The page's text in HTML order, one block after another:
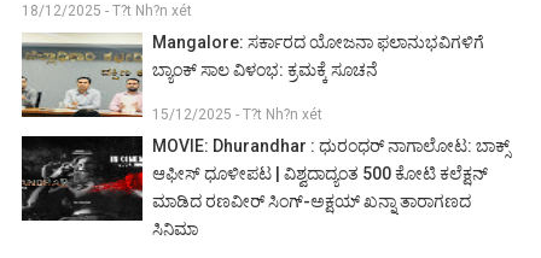
18/12/2025 - T?t Nh?n xét
Mangalore: ಸರ್ಕಾರದ ಯೋಜನಾ ಫಲಾನುಭವಿಗಳಿಗೆ
ಬ್ಯಾಂಕ್ ಸಾಲ ವಿಳಂಭ: ಕ್ರಮಕ್ಕೆ ಸೂಚನೆ
15/12/2025 - T?t Nh?n xét
MOVIE: Dhurandhar : ಧುರಂಧರ್ ನಾಗಾಲೋಟ: ಬಾಕ್ಸ್
ಆಫೀಸ್ ಧೂಳೀಪಟ | ವಿಶ್ವದಾದ್ಯಂತ 500 ಕೋಟಿ ಕಲೆಕ್ಷನ್
ಮಾಡಿದ ರಣವೀರ್ ಸಿಂಗ್-ಅಕ್ಷಯ್ ಖನ್ನಾ ತಾರಾಗಣದ
ಸಿನಿಮಾ